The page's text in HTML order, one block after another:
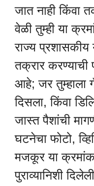
जात नाही किंवा
वेळी तुम्ही या
राज्य
तक्रार करण्याची
आहे; जर तुम्हाला
दिसला, किंवा
जास्त पैशांची
घटनेचा फोटो,
मजकूर या
पुराव्यानिशी